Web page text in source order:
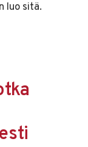
luo sitä.